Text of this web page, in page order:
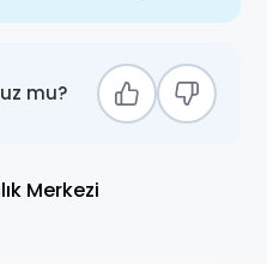
mu?
Merkezi